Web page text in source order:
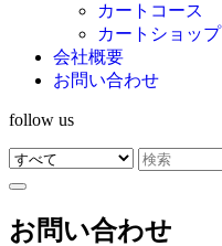
カートコース
カートショップ
会社概要
お問い合わせ
follow us
お問い合わせ